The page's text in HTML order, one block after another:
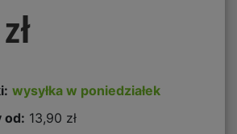
wysyłka w poniedziałek
od: 13,90 zł